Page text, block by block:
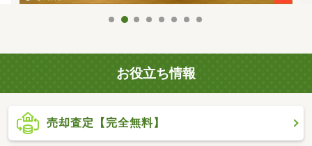
お役立ち情報
売却査定【完全無料】